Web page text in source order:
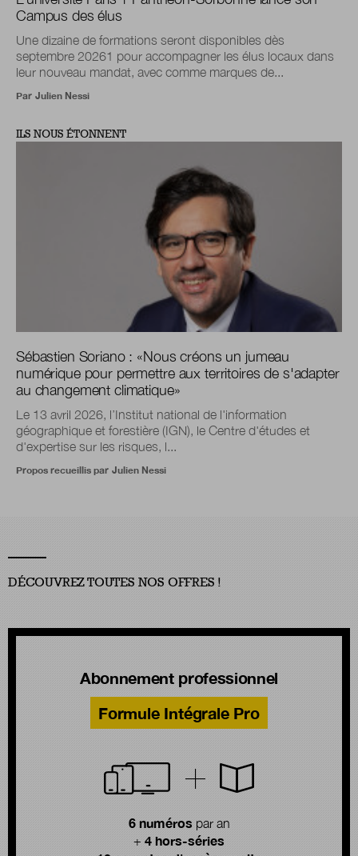
Campus des élus
Une dizaine de formations seront disponibles dès
septembre 20261 pour accompagner les élus locaux dans
leur nouveau mandat, avec comme marques de...
Par Julien Nessi
ILS NOUS ÉTONNENT
Sébastien Soriano : «Nous créons un jumeau
numérique pour permettre aux territoires de s'adapter
au changement climatique»
Le 13 avril 2026, l’Institut national de l'information
géographique et forestière (IGN), le Centre d'études et
d'expertise sur les risques, l...
Propos recueillis par Julien Nessi
DÉCOUVREZ TOUTES NOS OFFRES !
Abonnement professionnel
Formule Intégrale Pro
6 numéros par an
+ 4 hors-séries